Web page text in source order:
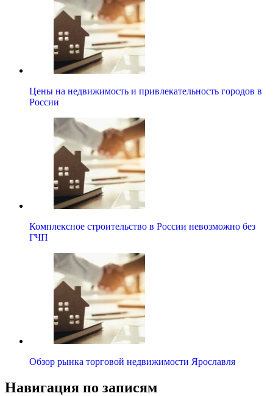
Цены на недвижимость и привлекательность городов в
России
Комплексное строительство в России невозможно без
ГЧП
Обзор рынка торговой недвижимости Ярославля
Навигация по записям